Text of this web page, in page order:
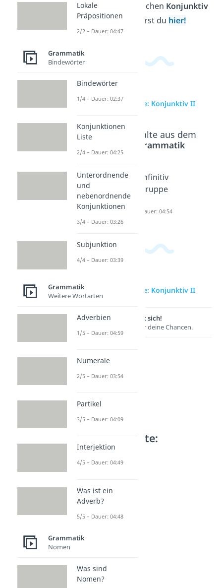
es sonst noch zwischen Konjunktiv
I und IIgibt, erfährst du hier!
zur Videoseite: Konjunktiv II
Beliebte Inhalte aus dem
Grammatik
Indirekt
e Rede
Dauer: 05:09
Infinitiv
Infinitiv
gruppe
Dauer: 04:54
zur Videoseite: Konjunktiv II
Lernen lohnt sich!
Entdecke hier deine Chancen.
Weitere Inhalte:
Grammatik
Konjunktiv I und II
Dauer: 04:17
Konjunktiv I
Dauer: 03:23
Konjunktiv II
Indirekte Rede
Lokale
Präpositionen
2/2 – Dauer: 04:47
Grammatik
Bindewörter
Bindewörter
1/4 – Dauer: 02:37
Konjunktionen
Liste
2/4 – Dauer: 04:25
Unterordnende
und
nebenordnende
Konjunktionen
3/4 – Dauer: 03:26
Subjunktion
4/4 – Dauer: 03:39
Grammatik
Weitere Wortarten
Adverbien
1/5 – Dauer: 04:59
Numerale
2/5 – Dauer: 03:54
Partikel
3/5 – Dauer: 04:09
Interjektion
4/5 – Dauer: 04:49
Was ist ein
Adverb?
5/5 – Dauer: 04:48
Grammatik
Nomen
Was sind
Nomen?